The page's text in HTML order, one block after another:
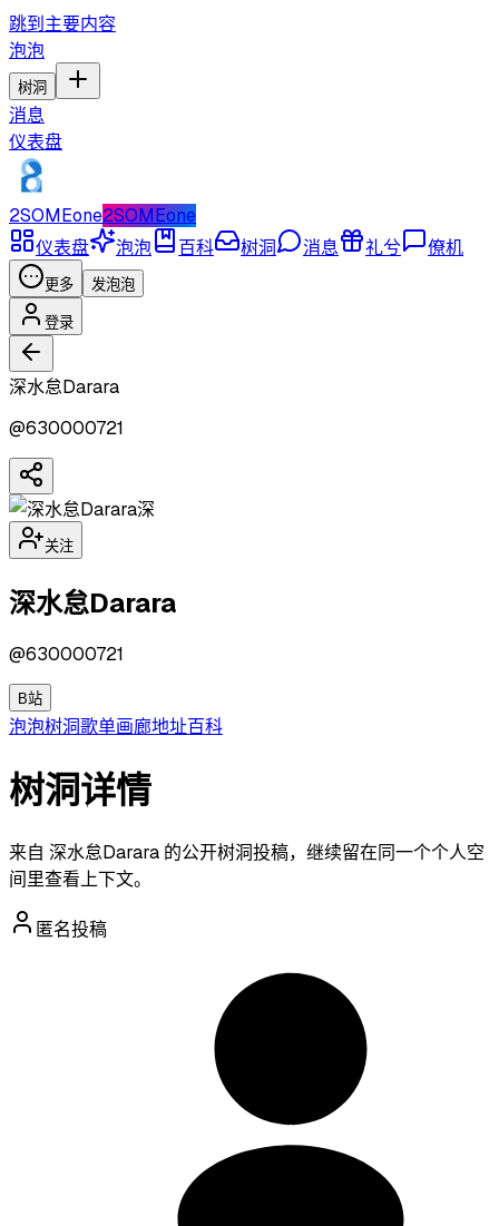
跳到主要内容
泡泡
树洞
消息
仪表盘
2SOMEone2SOMEone
仪表盘
泡泡 百科 树洞 消息 礼兮 僚机
更多 发泡泡
登录
深水怠Darara
@630000721
深
关注
深水怠Darara
@630000721
B站
泡泡树洞歌单画廊地址百科
树洞详情
来自 深水怠Darara 的公开树洞投稿，继续留在同一个个人空
间里查看上下文。
匿名投稿